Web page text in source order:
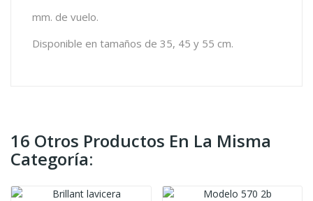
mm. de vuelo.
Disponible en tamaños de 35, 45 y 55 cm.
16 Otros Productos En La Misma
Categoría: